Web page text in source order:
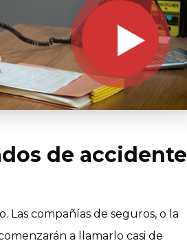
de accidente
Las compañías de seguros, o la
a llamarlo casi de